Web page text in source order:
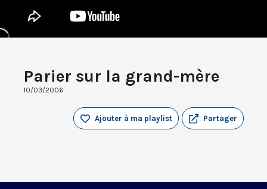
Parier sur la grand-mère
10/03/2006
Partager
Ajouter à ma playlist